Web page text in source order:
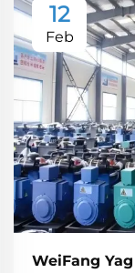
12
Feb
WeiFang